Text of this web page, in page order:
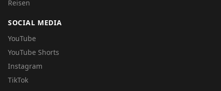
Reisen
SOCIAL MEDIA
YouTube
YouTube Shorts
Instagram
TikTok